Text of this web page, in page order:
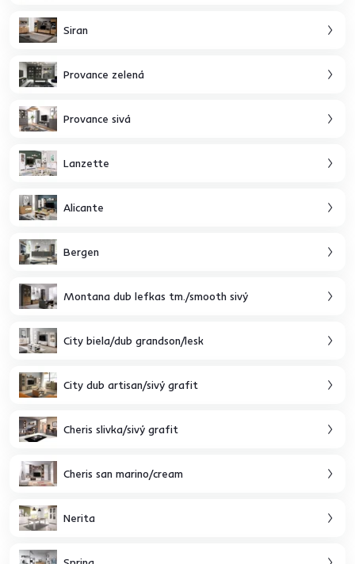
Siran
Provance zelená
Provance sivá
Lanzette
Alicante
Bergen
Montana dub lefkas tm./smooth sivý
City biela/dub grandson/lesk
City dub artisan/sivý grafit
Cheris slivka/sivý grafit
Cheris san marino/cream
Nerita